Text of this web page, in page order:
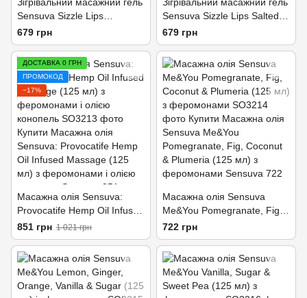
Sensuva Sizzle Lips
Strawberry (125 мл), без
цукру, їстівний
679 грн
Sensuva Sizzle Lips Salted
Caramel (125 мл), без
цукру, їстівний
679 грн
ДОСТАВКА 0 ГРН
ПРОМОКОД
−17%
Масажна олія Sensuva:
Provocatife Hemp Oil Infused
Massage (125 мл) з
феромонами і олією
конопель
851 грн 1 021 грн
Масажна олія Sensuva
Me&You Pomegranate, Fig,
Coconut & Plumeria (125 мл)
з феромонами
722 грн